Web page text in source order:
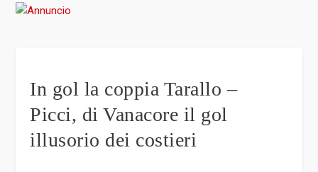
In gol la coppia Tarallo –
Picci, di Vanacore il gol
illusorio dei costieri